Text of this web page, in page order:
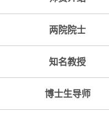
两院院士
知名教授
博士生导师